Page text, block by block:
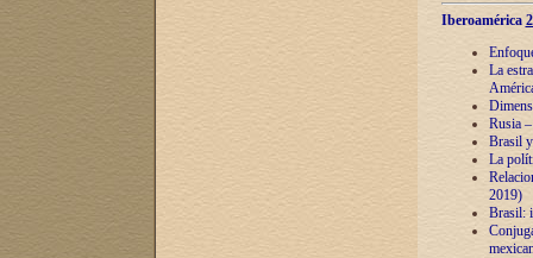
Iberoamérica
La
Rusia
Brasil
La
2019)
Brasil: